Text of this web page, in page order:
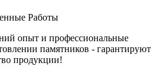
Работы
опыт и профессиональные
памятников - гарантируют
продукции!